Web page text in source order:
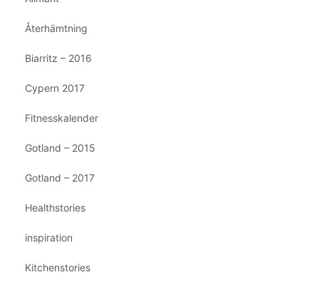
Återhämtning
Biarritz – 2016
Cypern 2017
Fitnesskalender
Gotland – 2015
Gotland – 2017
Healthstories
inspiration
Kitchenstories